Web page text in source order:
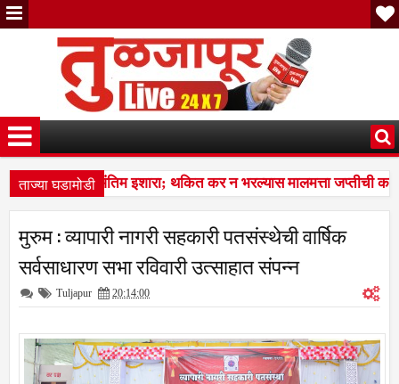
ताज्या घडामोडी
पालिकेचा अंतिम इशारा; थकित कर न भरल्यास मालमत्ता जप्तीची
अण्णाभाऊंच्या समतेच्या विचारांचा विद्यार्थ्यांना प्रेरणादायी वारसा
पालिकेचा अंतिम इशारा; थकित कर न भरल्यास मालमत्ता जप्तीची
मुरुम : व्यापारी नागरी सहकारी पतसंस्थेची वार्षिक
सर्वसाधारण सभा रविवारी उत्साहात संपन्न
Tuljapur 20:14:00